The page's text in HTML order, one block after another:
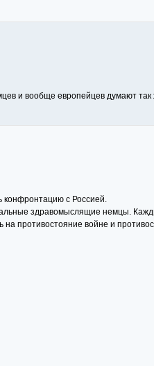
и вообще европейцев думают так
конфронтацию с Россией.
здравомыслящие немцы.
противостояние войне и